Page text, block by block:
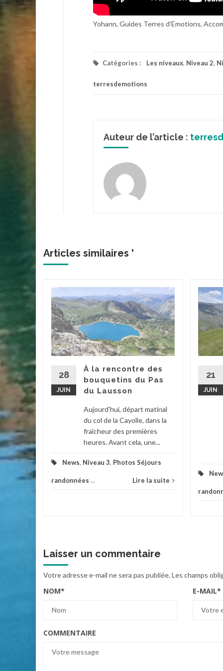
Yohann, Guides Terres d’Emotions,
Catégories : Les niveaux, Niveau 2,
terresdemotions
Auteur de l’article :
Articles similaires '
ce
à
par...
suite
28
JUIN
À la rencontre des
bouquetins du Pas
du Lausson
Aujourd'hui, départ matinal
du col de la Cayolle, dans la
fraîcheur des premières
heures. Avant cela, une...
News, Niveau 3, Photos Séjours
randonnées ... Lire la suite
21
JUIN
Laisser un commentaire
Votre adresse e-mail ne sera pas publiée.Les champs
NOM* E-MAIL*
COMMENTAIRE